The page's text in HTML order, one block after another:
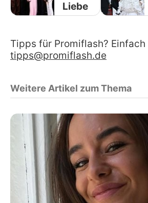
Liebe
Tipps für Promiflash? Einfach
tipps@promiflash.de
Weitere Artikel zum Thema